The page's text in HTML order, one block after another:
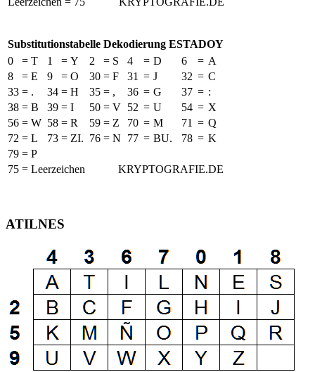
Substitutionstabelle Dekodierung ESTADOY
0
= T 1 = Y 2 = S 4 = D 6 = A
8
= E 9 = O 30 = F 31 = J 32 = C
33 = . 34 = H 35 = , 36 = G 37 = :
38 = B 39 = I 50 = V 52 = U 54 = X
56 = W 58 = R 59 = Z 70 = M 71 = Q
72 = L 73 = ZI. 76 = N 77 = BU. 78 = K
79 = P
75 = Leerzeichen
KRYPTOGRAFIE.DE
ATILNES